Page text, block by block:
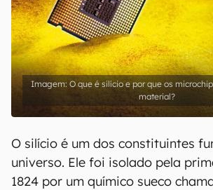
O que é silício e por que os
material?
O silício é um dos constituintes
universo. Ele foi isolado pela
1824 por um químico sueco